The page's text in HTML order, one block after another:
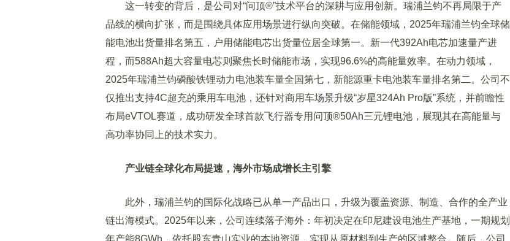
这一转变的背后，是公司对“问顶®”技术平台的深耕与应用创新。瑞浦兰钧不再局限于产
品线的横向扩张，而是围绕具体应用场景进行纵向突破。在储能领域，2025年瑞浦兰钧全球储
能电池出货量排名第五，户用储能电芯出货量位居全球第一。新一代392Ah电芯加速量产进
程，而588Ah超大容量电芯则聚焦长时储能市场，实现96.6%的高能量效率。在动力领域，
2025年瑞浦兰钧磷酸铁锂动力电池装车量全国第七，新能源重卡电池装车量排名第二。公司不
仅推出支持4C超充的乘用车电池，还针对商用车场景升级“岁星324Ah Pro版”系统，并前瞻性
布局eVTOL赛道，成功研发全球首款飞行器专用问顶®50Ah三元锂电池，展现其在高能量与
高功率协同上的技术实力。
产业链全球化布局提速，海外市场成增长主引擎
此外，瑞浦兰钧的国际化战略已从单一产品出口，升级为覆盖资源、制造、合作的全产业
链出海模式。2025年以来，公司连续落子海外：年初决定在印尼建设电池生产基地，一期规划
年产能8GWh，依托股东青山实业的本地资源，实现从原材料到生产的区域整合。随后，公司